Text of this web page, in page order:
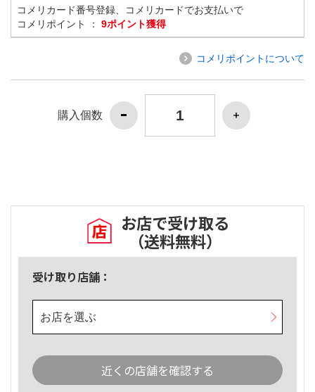
コメリカード番号登録、コメリカードでお支払いで
コメリポイント ： 9ポイント獲得
コメリポイントについて
購入個数
お店で受け取る
（送料無料）
受け取り店舗：
お店を選ぶ
近くの店舗を確認する